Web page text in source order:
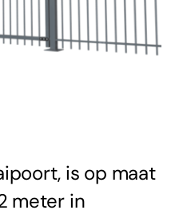
is op maat
meter in